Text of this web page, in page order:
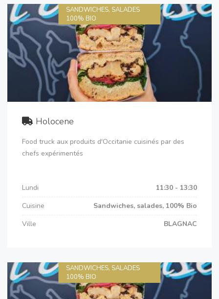
SANDWICHES, SALADES
100% BIO
Holocene
Food truck aux produits d'Occitanie cuisinés par des
chefs expérimentés
Lundi
11:30 - 13:30
Cuisine
Sandwiches, salades, 100% Bio
Ville
BLAGNAC
SANDWICHES, SALADES
100% BIO